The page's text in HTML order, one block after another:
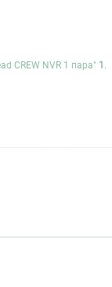
CREW NVR 1 пара" 1 .